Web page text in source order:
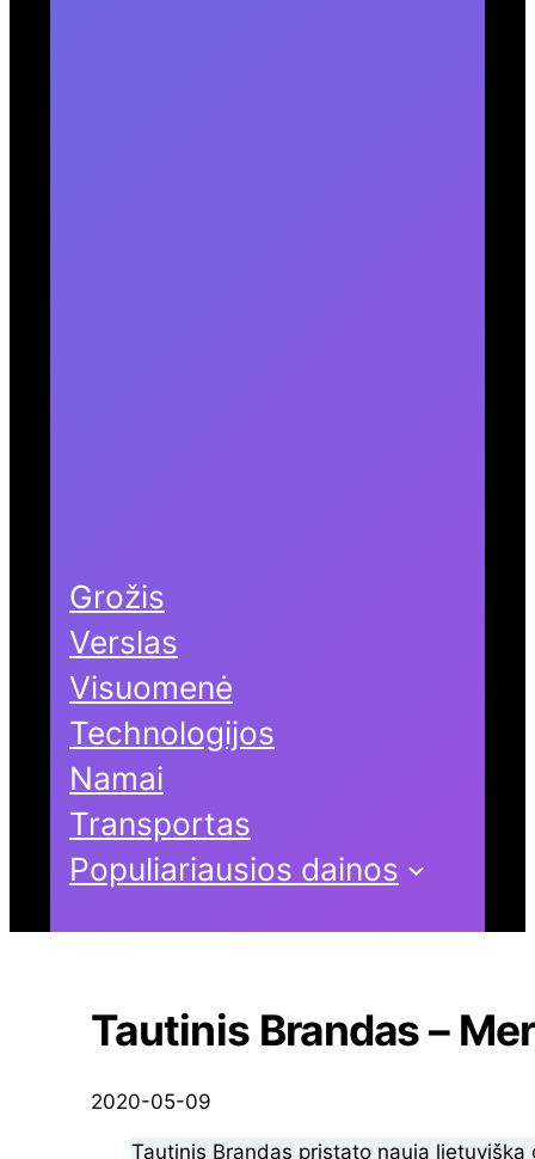
Grožis
Verslas
Visuomenė
Technologijos
Namai
Transportas
Populiariausios dainos
Tautinis Brandas –
2020-05-09
Tautinis Brandas pristato naują lietuvišką